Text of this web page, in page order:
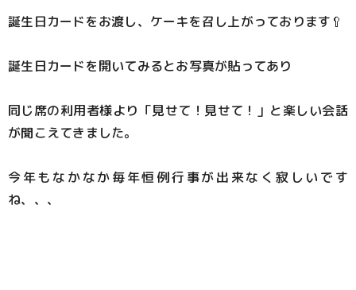
誕生日カードをお渡し、ケーキを召し上がっております🥄
誕生日カードを開いてみるとお写真が貼ってあり
同じ席の利用者様より「見せて！見せて！」と楽しい会話
が聞こえてきました。
今年もなかなか毎年恒例行事が出来なく寂しいです
ね、、、